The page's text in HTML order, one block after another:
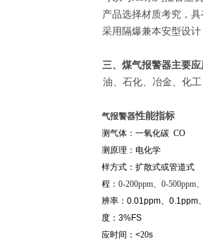
产品选择材质考究，
采用隔爆兼本安型设计
三、 煤气报警器主要
石油、石化、冶金、化
煤气报警器性能指标
被测气体： 一氧化碳 CO
检测原理： 电化学
采样方式：扩散式或管道式
量程： 0-200ppm、 0-500ppm
分辨率：0.01ppm、0.1ppm
精度：3%FS
响应时间：<20s